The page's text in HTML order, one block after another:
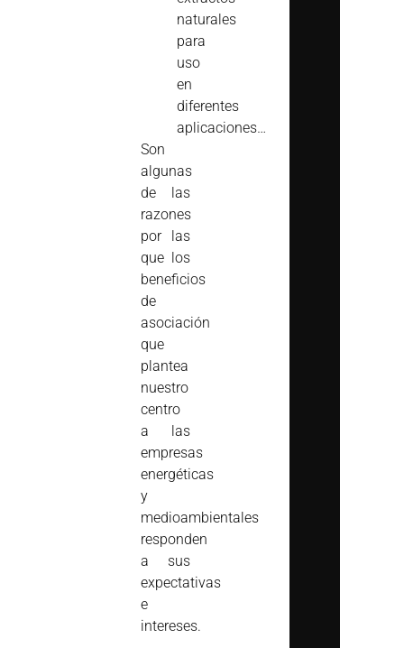
naturales
para
uso
en
diferentes
aplicaciones…
Son
algunas
de las
razones
por las
que los
beneficios
de
asociación
que
plantea
nuestro
centro
a las
empresas
energéticas
y
medioambientales
responden
a sus
expectativas
e
intereses.